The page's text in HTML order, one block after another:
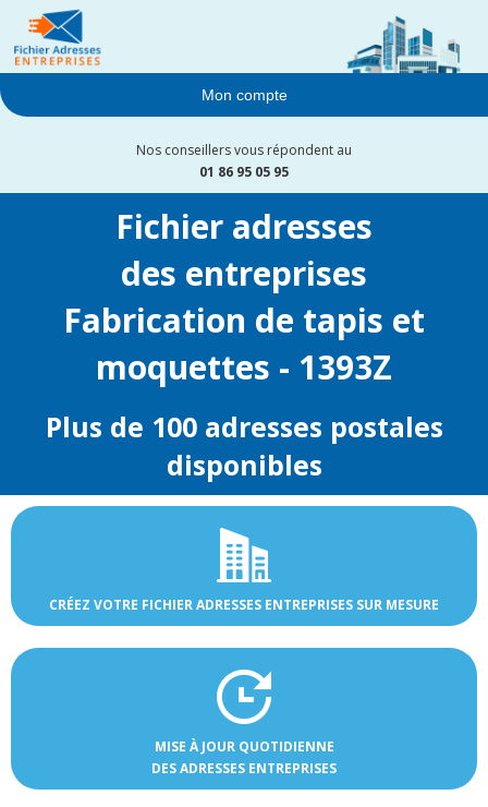
Mon compte
Nos conseillers vous répondent au
01 86 95 05 95
Fichier adresses
des entreprises
Fabrication de tapis et
moquettes - 1393Z
Plus de 100 adresses postales
disponibles
CRÉEZ VOTRE FICHIER ADRESSES ENTREPRISES SUR MESURE
MISE À JOUR QUOTIDIENNE
DES ADRESSES ENTREPRISES